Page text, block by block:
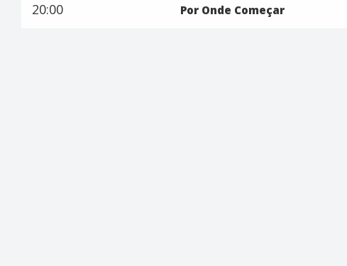
20:00 Por Onde Começar